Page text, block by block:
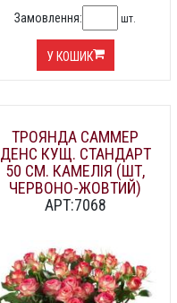
Замовлення: шт.
У КОШИК
ТРОЯНДА САММЕР
ДЕНС КУЩ. СТАНДАРТ
50 СМ. КАМЕЛІЯ (ШТ,
ЧЕРВОНО-ЖОВТИЙ)
АРТ:7068